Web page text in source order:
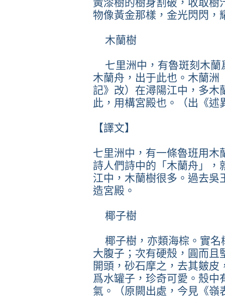
物像黃金那樣，金光閃閃，
木蘭樹
七里洲中，有魯斑刻木蘭
木蘭舟，出于此也。木蘭洲
記》改）在潯陽江中，多木
此，用構宮殿也。（出《述
【譯文】
七里洲中，有一條魯班用木
詩人們詩中的「木蘭舟」，
江中，木蘭樹很多。過去吳
造宮殿。
椰子樹
椰子樹，亦類海棕。實名
大腹子；次有硬殼，圓而且
開頭，砂石摩之，去其皴
爲水罐子，珍奇可愛。殼中
氣。（原闕出處，今見《嶺